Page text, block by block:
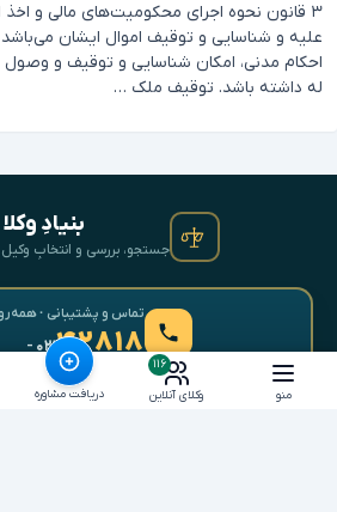
منو
۱۱۶
وکلای آنلاین
دریافت مشاوره
۳ قانون نحوه اجرای محکومیت‌های مالی و
علیه و شناسایی و توقیف اموال ایشان می‌باشد
احکام مدنی، امکان شناسایی و توقیف و
له داشته باشد. توقیف ملک …
بنیادِ وکلا
جستجو، بررسی و انتخابِ وکیل ·
تماس و پشتیبانی · همه‌روزه ۸
۴۲۸۱۸- ۰۲۱